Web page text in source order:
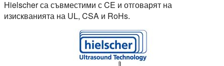
Hielscher са съвместими с CE и отговарят на
изискванията на UL, CSA и RoHs.